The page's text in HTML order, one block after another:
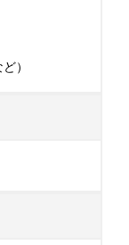
）